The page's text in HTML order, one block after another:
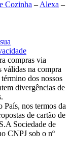
Cozinha – Alexa –
compras via
válidas na compra
dos nossos
divergências de
nos termos da
de cartão de
Sociedade de
CNPJ sob o nº